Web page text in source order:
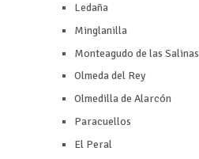
Ledaña
Minglanilla
Monteagudo de las Salinas
Olmeda del Rey
Olmedilla de Alarcón
Paracuellos
El Peral